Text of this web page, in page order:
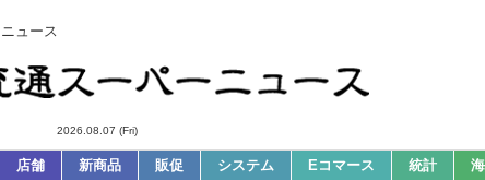
ュース
2026.08.07 (Fri)
店舗 新商品 販促 システム Eコマース 統計